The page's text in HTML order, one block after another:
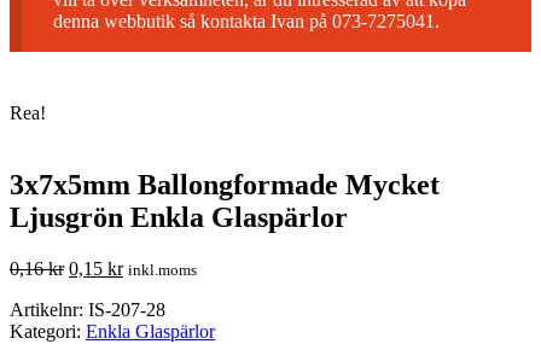
denna webbutik så kontakta Ivan på 073-7275041.
Rea!
3x7x5mm Ballongformade Mycket
Ljusgrön Enkla Glaspärlor
0,16kr 0,15 kr inkl.moms
Artikelnr: IS-207-28
Kategori: Enkla Glaspärlor